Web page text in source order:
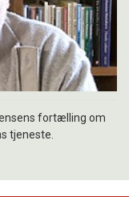
fortælling om
tjeneste.